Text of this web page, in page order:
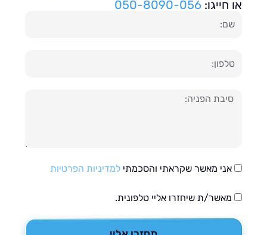
חייגו:050-8090-056
אני מאשר שקראתי והסכמתילמדיניות הפרטיות
מאשר/ת שיחזרו אליי טלפונית.